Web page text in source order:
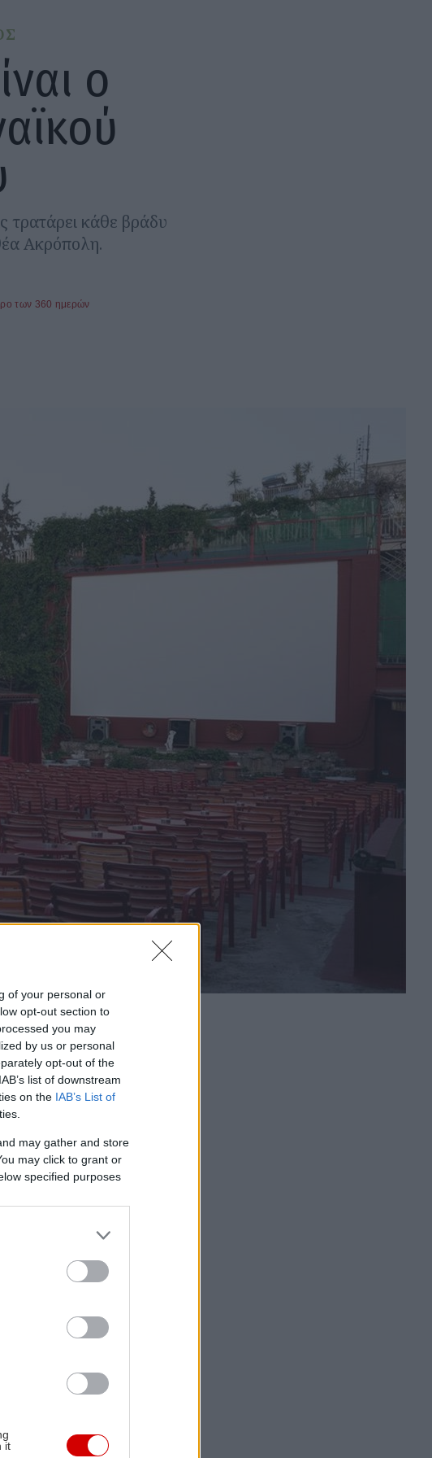
of your personal or
opt-out section to
you may
by us or personal
opt-out of the
list of downstream
on the IAB’s List of
may gather and store
may click to grant or
specified purposes
it
ο
τρατάρει κάθε βράδυ
Ακρόπολη.
των 360 ημερών